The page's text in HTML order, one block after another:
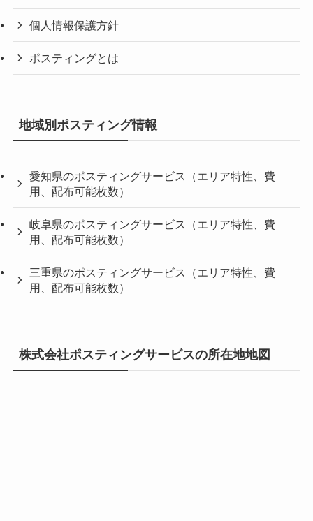
個人情報保護方針
ポスティングとは
地域別ポスティング情報
愛知県のポスティングサービス（エリア特性、費
用、配布可能枚数）
岐阜県のポスティングサービス（エリア特性、費
用、配布可能枚数）
三重県のポスティングサービス（エリア特性、費
用、配布可能枚数）
株式会社ポスティングサービスの所在地地図